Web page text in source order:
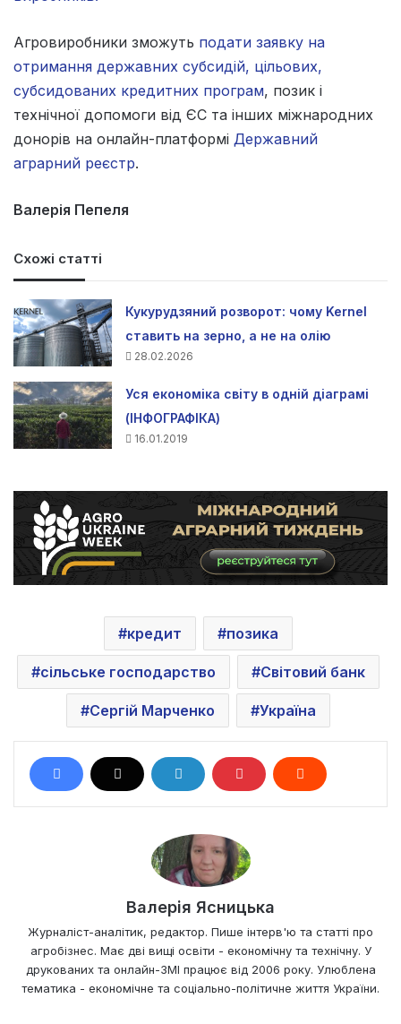
Агровиробники зможуть подати заявку на
отримання державних субсидій, цільових,
субсидованих кредитних програм, позик і
технічної допомоги від ЄС та інших міжнародних
донорів на онлайн-платформі Державний
аграрний реєстр.
Валерія Пепеля
Схожі статті
Кукурудзяний розворот: чому Kernel
ставить на зерно, а не на олію
28.02.2026
Уся економіка світу в одній діаграмі
(ІНФОГРАФІКА)
16.01.2019
кредит позика
сільське господарство Світовий банк
Сергій Марченко Україна
Валерія Ясницька
Журналіст-аналітик, редактор. Пише інтерв'ю та статті про
агробізнес. Має дві вищі освіти - економічну та технічну. У
друкованих та онлайн-ЗМІ працює від 2006 року. Улюблена
тематика - економічне та соціально-політичне життя України.